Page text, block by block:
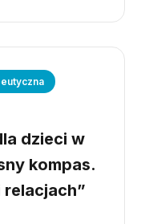
dzieci w
kompas.
relacjach”